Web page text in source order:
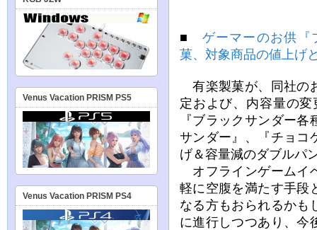
■ ゲーマーのお供『
菓、対象商品の値上げ
有楽製菓が、同社の
定および、内容量の
『ブラックサンダー
サンダー』、『チョコ
げ＆容量減のダブルパ
オフラインゲームイ
軽に空腹を満たす手段
なる方もおられるかも
に進行しつつあり、今
Venus Vacation PRISM PS5
Venus Vacation PRISM PS4